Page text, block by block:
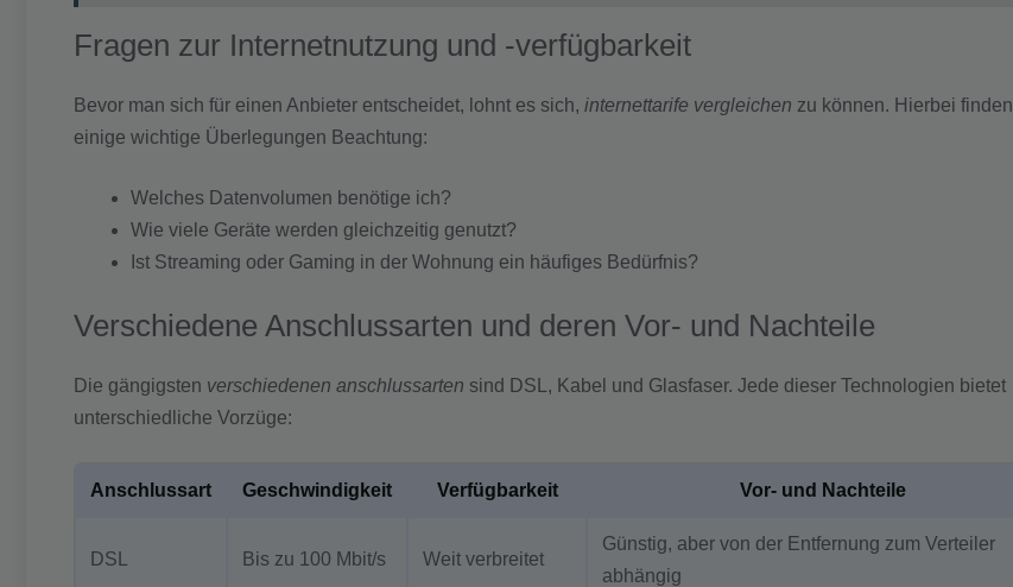
Fragen zur Internetnutzung und -verfügbarkeit
Bevor man sich für einen Anbieter entscheidet, lohnt es sich, internettarife vergleichen zu können. Hierbei finden
einige wichtige Überlegungen Beachtung:
Welches Datenvolumen benötige ich?
Wie viele Geräte werden gleichzeitig genutzt?
Ist Streaming oder Gaming in der Wohnung ein häufiges Bedürfnis?
Verschiedene Anschlussarten und deren Vor- und Nachteile
Die gängigsten verschiedenen anschlussarten sind DSL, Kabel und Glasfaser. Jede dieser Technologien bietet
unterschiedliche Vorzüge:
Anschlussart Geschwindigkeit Verfügbarkeit Vor- und Nachteile
DSL Bis zu 100 Mbit/s Weit verbreitet
Günstig, aber von der Entfernung zum Verteiler
abhängig